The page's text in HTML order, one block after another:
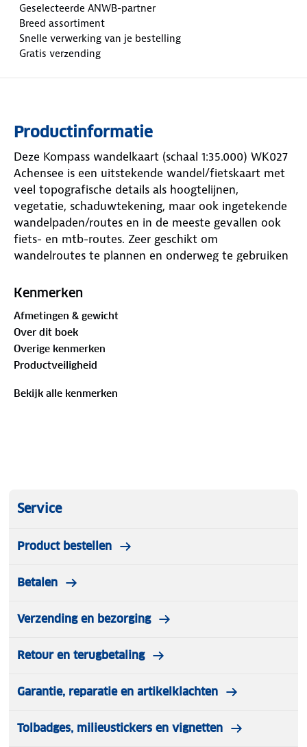
Geselecteerde ANWB-partner
Breed assortiment
Snelle verwerking van je bestelling
Gratis verzending
Productinformatie
Deze Kompass wandelkaart (schaal 1:35.000) WK027
Achensee is een uitstekende wandel/fietskaart met
veel topografische details als hoogtelijnen,
vegetatie, schaduwtekening, maar ook ingetekende
wandelpaden/routes en in de meeste gevallen ook
fiets- en mtb-routes. Zeer geschikt om
wandelroutes te plannen en onderweg te gebruiken
veel ingetekende routes waaronder lange-
kaart veel topografische en toeristische informatie
zoals hoogtelijnen, bezienswaardigheden,
uitzichtpunten, stranden enz. Berghutten en
campings zijn goed terug te vinden op deze kaarten.
Toeristische bezienswaardigheden worden met
Kenmerken
Afmetingen & gewicht
Over dit boek
Overige kenmerken
Productveiligheid
Bekijk alle kenmerken
Service
Product bestellen
Betalen
Verzending en bezorging
Retour en terugbetaling
Garantie, reparatie en artikelklachten
Tolbadges, milieustickers en vignetten